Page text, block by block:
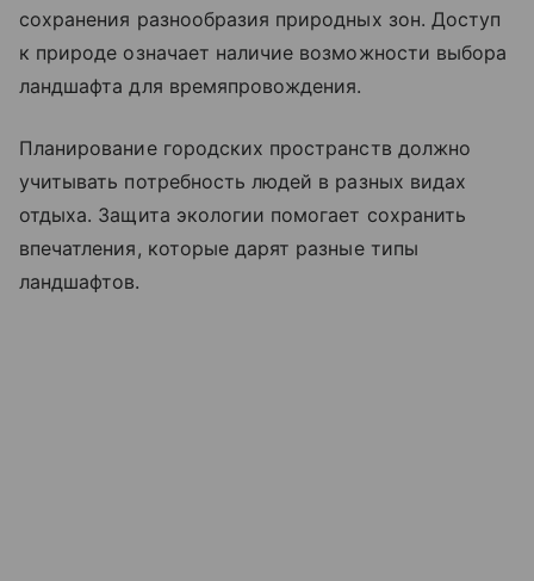
сохранения разнообразия природных зон. Доступ
к природе означает наличие возможности выбора
ландшафта для времяпровождения.
Планирование городских пространств должно
учитывать потребность людей в разных видах
отдыха. Защита экологии помогает сохранить
впечатления, которые дарят разные типы
ландшафтов.